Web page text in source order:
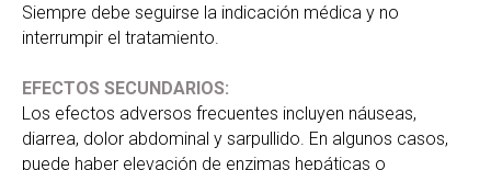
Siempre debe seguirse la indicación médica y no
interrumpir el tratamiento.
EFECTOS SECUNDARIOS:
Los efectos adversos frecuentes incluyen náuseas,
diarrea, dolor abdominal y sarpullido. En algunos casos,
puede haber elevación de enzimas hepáticas o